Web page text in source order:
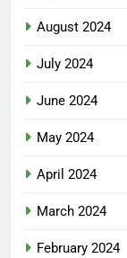
August 2024
July 2024
June 2024
May 2024
April 2024
March 2024
February 2024